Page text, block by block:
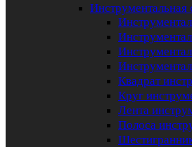
Инструментальная
Квадрат
Круг
Лента
Полоса